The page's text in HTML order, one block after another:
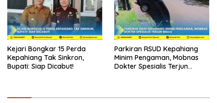
Kejari Bongkar 15 Perda
Kepahiang Tak Sinkron,
Bupati: Siap Dicabut!
Parkiran RSUD Kepahiang
Minim Pengaman, Mobnas
Dokter Spesialis Terjun